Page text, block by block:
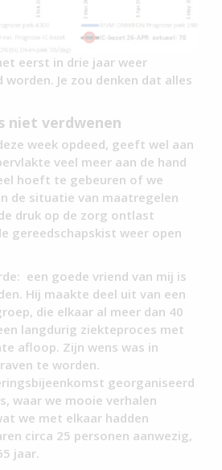
eerst in drie jaar weer
Je zou denken dat alles
niet verdwenen
week opdeed, geeft wel aan
veel meer aan de hand
hoeft te gebeuren of we
de situatie van maatregelen
druk op de zorg ontlast
gereedschapskist weer open
een goede vriend van mij is
Hij maakte deel uit van een
die elkaar al meer dan 40
langdurig ziekteproces met
afloop. Zijn wens was in
te worden.
georganiseerd
waar we mooie verhalen
we met elkaar hadden
circa 25 personen aanwezig,
jaar.